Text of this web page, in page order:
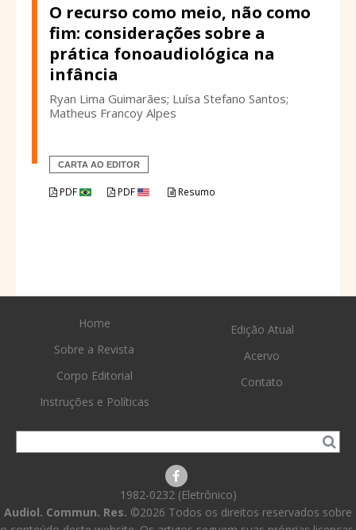
O recurso como meio, não como
fim: considerações sobre a
prática fonoaudiológica na
infância
Ryan Lima Guimarães; Luísa Stefano Santos;
Matheus Francoy Alpes
CARTA AO EDITOR
PDF PDF Resumo
Home
Sobre a Revista
Corpo Editorial
Instruções e Políticas
Edição Atual
Acervo
Contato
1982-0232 (Eletrônico)
Audiol. Commun. Res. ©2026 Todos os direitos reservados sobre